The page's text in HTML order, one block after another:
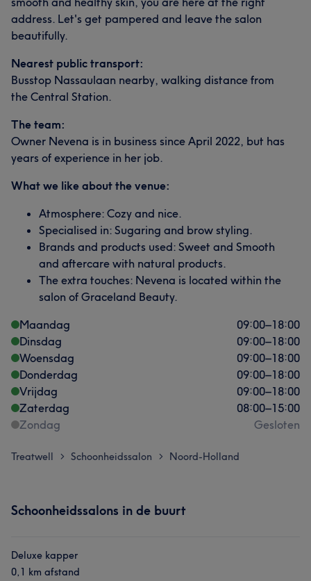
address. Let's get pampered and leave the salon
beautifully.
Nearest public transport:
Busstop Nassaulaan nearby, walking distance from
the Central Station.
The team:
Owner Nevena is in business since April 2022, but has
years of experience in her job.
What we like about the venue:
Atmosphere: Cozy and nice.
Specialised in: Sugaring and brow styling.
Brands and products used: Sweet and Smooth
and aftercare with natural products.
The extra touches: Nevena is located within the
salon of Graceland Beauty.
Maandag
09:00–18:00
Dinsdag
09:00–18:00
Woensdag
09:00–18:00
Donderdag
09:00–18:00
Vrijdag
09:00–18:00
Zaterdag
08:00–15:00
Zondag
Gesloten
Treatwell > Schoonheidssalon > Noord-Holland
Schoonheidssalons in de buurt
Deluxe kapper
0,1 km afstand